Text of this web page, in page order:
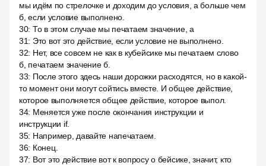
мы идём по стрелочке и доходим до условия, а больше чем
б, если условие выполнено.
30: То в этом случае мы печатаем значение, а
31: Это вот это действие, если условие не выполнено.
32: Нет, все совсем не как в кубейсике мы печатаем слово
б, печатаем значение б.
33: После этого здесь наши дорожки расходятся, но в какой-
то момент они могут сойтись вместе. И общее действие,
которое выполняется общее действие, которое выпол.
34: Меняется уже после окончания инструкции и
инструкции if.
35: Например, давайте напечатаем.
36: Конец.
37: Вот это действие вот к вопросу о бейсике, значит, кто